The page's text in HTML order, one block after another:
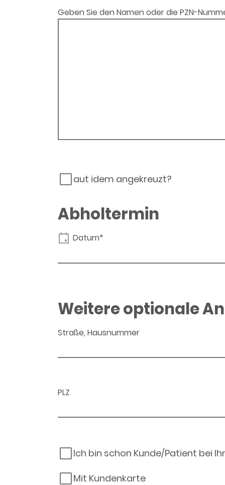
Geben Sie den Namen oder die PZN-
aut idem angekreuzt?
Abholtermin
Datum*
Weitere optionale
Straße, Hausnummer
PLZ
Ich bin schon Kunde/Patient bei
Mit Kundenkarte